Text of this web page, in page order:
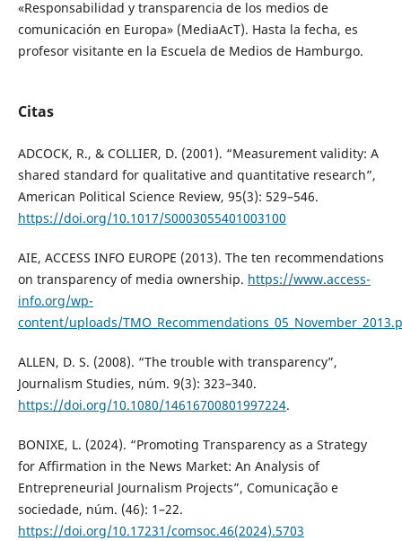
«Responsabilidad y transparencia de los medios de
comunicación en Europa» (MediaAcT). Hasta la fecha, es
profesor visitante en la Escuela de Medios de Hamburgo.
Citas
ADCOCK, R., & COLLIER, D. (2001). “Measurement validity: A
shared standard for qualitative and quantitative research”,
American Political Science Review, 95(3): 529–546.
https://doi.org/10.1017/S0003055401003100
AIE, ACCESS INFO EUROPE (2013). The ten recommendations
on transparency of media ownership. https://www.access-
info.org/wp-
content/uploads/
ALLEN, D. S. (2008). “The trouble with transparency”,
Journalism Studies, núm. 9(3): 323–340.
https://doi.org/10.1080/14616700801997224.
BONIXE, L. (2024). “Promoting Transparency as a Strategy
for Affirmation in the News Market: An Analysis of
Entrepreneurial Journalism Projects”, Comunicação e
sociedade, núm. (46): 1–22.
https://doi.org/10.17231/comsoc.46(2024).5703